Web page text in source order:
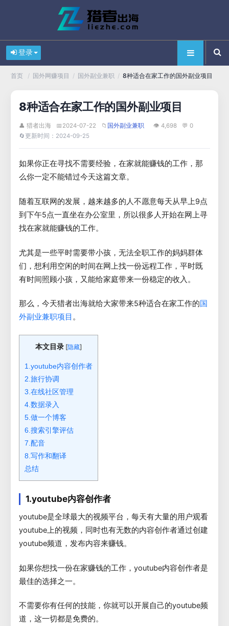
登录
首页 / 国外网赚项目 / 国外副业兼职 / 8种适合在家工作的国外副业项目
8种适合在家工作的国外副业项目
👤 猎者出海 📅 2024-07-22 📁 国外副业兼职 👁 4,698
💬 0
🔄更新时间：2024-09-25
如果你正在寻找不需要经验，在家就能赚钱的工作，那
么你一定不能错过今天这篇文章。
随着互联网的发展，越来越多的人不愿意每天从早上9点
到下午5点一直坐在办公室里，所以很多人开始在网上寻
找在家就能赚钱的工作。
尤其是一些平时需要带小孩，无法全职工作的妈妈群体
们，想利用空闲的时间在网上找一份远程工作，平时既
有时间照顾小孩，又能给家庭带来一份稳定的收入。
那么，今天猎者出海就给大家带来5种适合在家工作的 国
外副业兼职项目 。
本文目录 [隐藏]
1.youtube内容创作者
2.旅行协调
3.在线社区管理
4.数据录入
5.做一个博客
6.搜索引擎评估
7.配音
8.写作和翻译
总结
1.youtube内容创作者
youtube是全球最大的视频平台，每天有大量的用户观看
youtube上的视频，同时也有无数的内容创作者通过创建
youtube频道，发布内容来赚钱。
如果你想找一份在家赚钱的工作，youtube内容创作者是
最佳的选择之一。
不需要你有任何的技能，你就可以开展自己的youtube频
道，这一切都是免费的。